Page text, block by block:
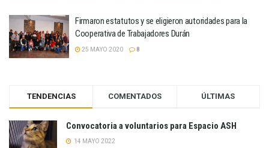
Firmaron estatutos y se eligieron autoridades para la
Cooperativa de Trabajadores Durán
25 MAYO 2020 8
TENDENCIAS COMENTADOS ÚLTIMAS
Convocatoria a voluntarios para Espacio ASH
14 MAYO 2022